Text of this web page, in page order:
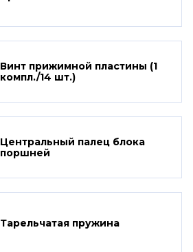
Винт прижимной пластины (1
компл./14 шт.)
Центральный палец блока
поршней
Тарельчатая пружина